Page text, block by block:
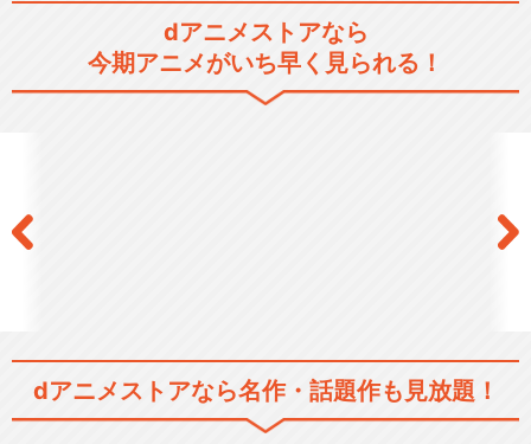
魔法少女リリカルなのはA's
年記念セレクション
dアニメストアなら
今期アニメがいち早く見られる！
dアニメストアなら名作・話題作も見放題！